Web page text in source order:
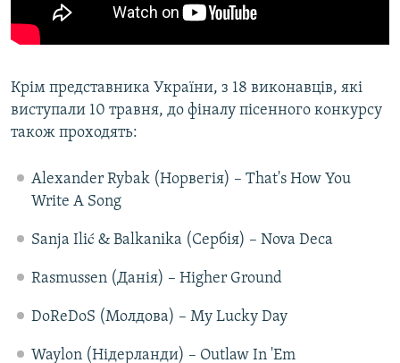
Крім представника України, з 18 виконавців, які
виступали 10 травня, до фіналу пісенного конкурсу
також проходять:
Alexander Rybak (Норвегія) – That's How You
Write A Song
Sanja Ilić & Balkanika (Сербія) – Nova Deca
Rasmussen (Данія) – Higher Ground
DoReDoS (Молдова) – My Lucky Day
Waylon (Нідерланди) – Outlaw In 'Em